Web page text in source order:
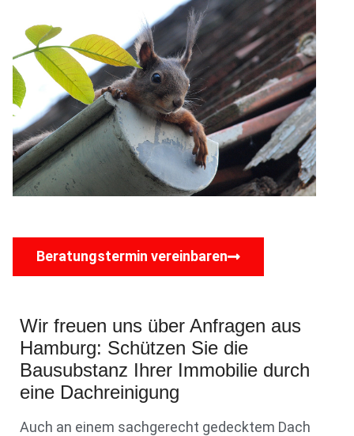
Beratungstermin vereinbaren
Wir freuen uns über Anfragen aus
Hamburg: Schützen Sie die
Bausubstanz Ihrer Immobilie durch
eine Dachreinigung
Auch an einem sachgerecht gedecktem Dach